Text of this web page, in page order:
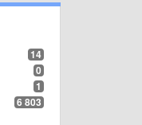
14
0
1
6 803